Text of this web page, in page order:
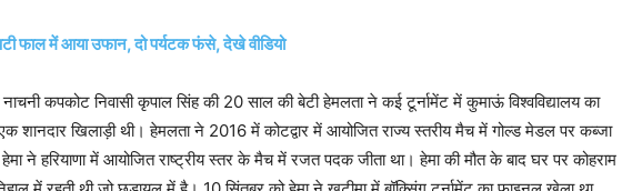
फाल में आया उफान, दो पर्यटक फंसे, देखे वीडियो
कपकोट निवासी कृपाल सिंह की 20 साल की बेटी हेमलता ने कई टूर्नामेंट में कुमाऊं विश्वविद्यालय का
शानदार खिलाड़ी थी। हेमलता ने 2016 में कोटद्वार में आयोजित राज्य स्तरीय मैच में गोल्ड मेडल पर कब्जा
ने हरियाणा में आयोजित राष्ट्रीय स्तर के मैच में रजत पदक जीता था। हेमा की मौत के बाद घर पर कोहराम